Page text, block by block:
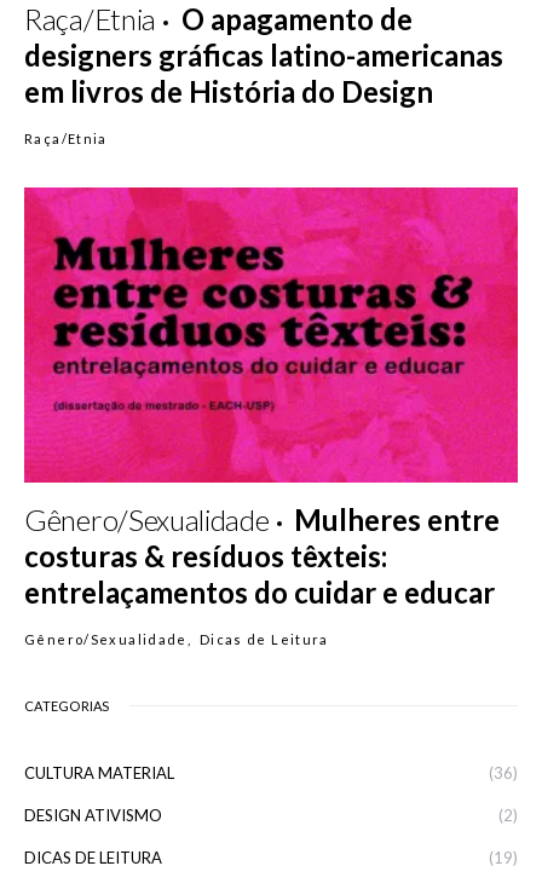
Raça/Etnia
O apagamento de
designers gráficas latino-americanas
em livros de História do Design
Raça/Etnia
Gênero/Sexualidade
Mulheres entre
costuras & resíduos têxteis:
entrelaçamentos do cuidar e educar
Gênero/Sexualidade Dicas de Leitura
CATEGORIAS
CULTURA MATERIAL (36)
DESIGN ATIVISMO (2)
DICAS DE LEITURA (19)